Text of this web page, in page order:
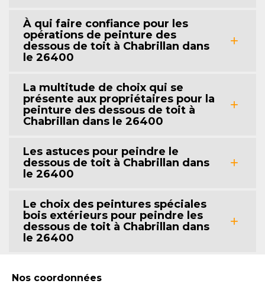
À qui faire confiance pour les
opérations de peinture des
dessous de toit à Chabrillan dans
le 26400
La multitude de choix qui se
présente aux propriétaires pour la
peinture des dessous de toit à
Chabrillan dans le 26400
Les astuces pour peindre le
dessous de toit à Chabrillan dans
le 26400
Le choix des peintures spéciales
bois extérieurs pour peindre les
dessous de toit à Chabrillan dans
le 26400
Nos coordonnées